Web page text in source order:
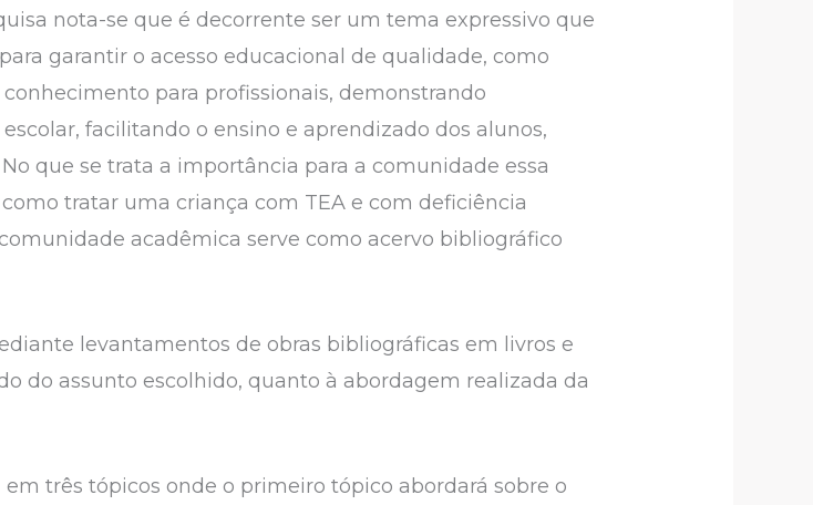
nota-se que é decorrente ser um tema expressivo que
garantir o acesso educacional de qualidade, como
para profissionais, demonstrando
facilitando o ensino e aprendizado dos alunos,
que se trata a importância para a comunidade essa
tratar uma criança com TEA e com deficiência
acadêmica serve como acervo bibliográfico
levantamentos de obras bibliográficas em livros e
do assunto escolhido, quanto à abordagem realizada da
três tópicos onde o primeiro tópico abordará sobre o